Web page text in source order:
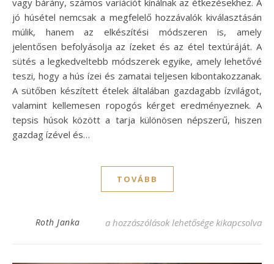
jó húsétel nemcsak a megfelelő hozzávalók kiválasztásán
múlik, hanem az elkészítési módszeren is, amely
jelentősen befolyásolja az ízeket és az étel textúráját. A
sütés a legkedveltebb módszerek egyike, amely lehetővé
teszi, hogy a hús ízei és zamatai teljesen kibontakozzanak.
A sütőben készített ételek általában gazdagabb ízvilágot,
valamint kellemesen ropogós kérget eredményeznek. A
tepsis húsok között a tarja különösen népszerű, hiszen
gazdag ízével és…
TOVÁBB
Roth Janka Tepsis tarja recept: ízletes és egyszerű
a hozzászólások lehetősége kikapcsolva